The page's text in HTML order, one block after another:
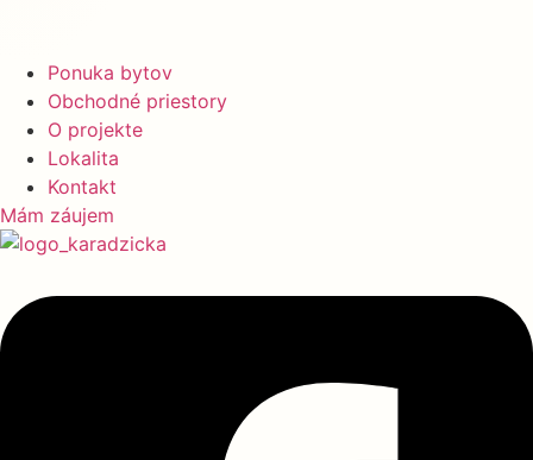
Ponuka bytov
Obchodné priestory
O projekte
Lokalita
Kontakt
Mám záujem